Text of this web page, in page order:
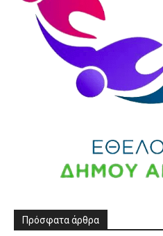
Πρόσφατα άρθρα